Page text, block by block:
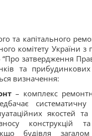
та капітального
комітету України з
затвердження
та прибудинкових
визначення:
– комплекс
систематичну
якостей
конструкцій
будівля